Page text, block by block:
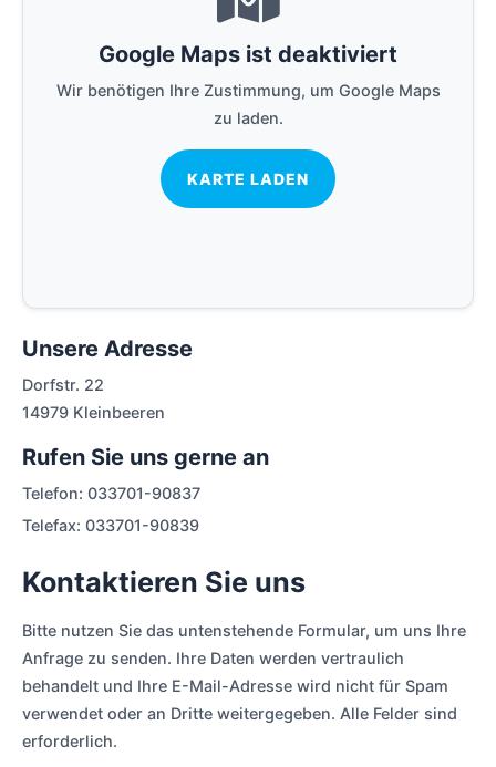
Google Maps ist deaktiviert
Wir benötigen Ihre Zustimmung, um Google Maps
zu laden.
KARTE LADEN
Unsere Adresse
Dorfstr. 22
14979 Kleinbeeren
Rufen Sie uns gerne an
Telefon: 033701-90837
Telefax: 033701-90839
Kontaktieren Sie uns
Bitte nutzen Sie das untenstehende Formular, um uns Ihre
Anfrage zu senden. Ihre Daten werden vertraulich
behandelt und Ihre E-Mail-Adresse wird nicht für Spam
verwendet oder an Dritte weitergegeben. Alle Felder sind
erforderlich.